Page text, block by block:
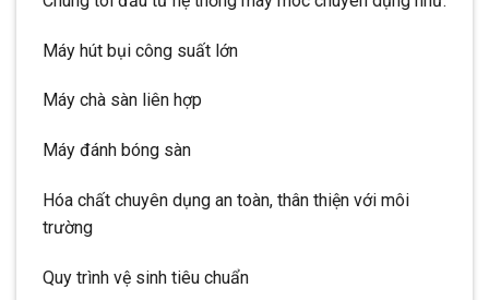
Máy hút bụi công suất lớn
Máy chà sàn liên hợp
Máy đánh bóng sàn
Hóa chất chuyên dụng an toàn, thân thiện với môi
trường
Quy trình vệ sinh tiêu chuẩn